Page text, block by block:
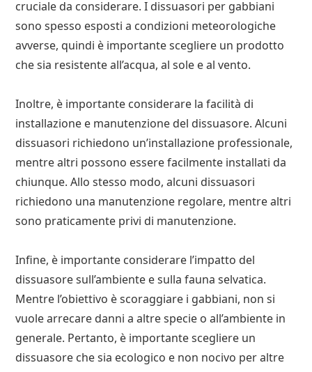
cruciale da considerare. I dissuasori per gabbiani
sono spesso esposti a condizioni meteorologiche
avverse, quindi è importante scegliere un prodotto
che sia resistente all’acqua, al sole e al vento.
Inoltre, è importante considerare la facilità di
installazione e manutenzione del dissuasore. Alcuni
dissuasori richiedono un’installazione professionale,
mentre altri possono essere facilmente installati da
chiunque. Allo stesso modo, alcuni dissuasori
richiedono una manutenzione regolare, mentre altri
sono praticamente privi di manutenzione.
Infine, è importante considerare l’impatto del
dissuasore sull’ambiente e sulla fauna selvatica.
Mentre l’obiettivo è scoraggiare i gabbiani, non si
vuole arrecare danni a altre specie o all’ambiente in
generale. Pertanto, è importante scegliere un
dissuasore che sia ecologico e non nocivo per altre